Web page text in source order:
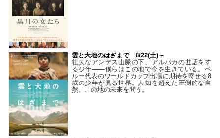
雲と大地のはざまで 8/22(土)～
壮大なアンデス山脈の下、アルパカの世話をす
る少年――僕らはこの地で今を生きている。ペ
ルー代表のワールドカップ出場に期待を寄せる8
歳の少年が見る世界。人知を超えた圧倒的な自
然。この地の未来を問う。